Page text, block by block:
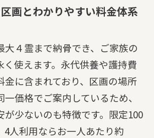
画とわかりやすい料金体系
大４霊まで納骨でき、ご家族の
く使えます。永代供養や護持費
金に含まれており、区画の場所
価格でご案内しているため、
が少ないのも特徴です。限定100
4人利用ならお一人あたり約